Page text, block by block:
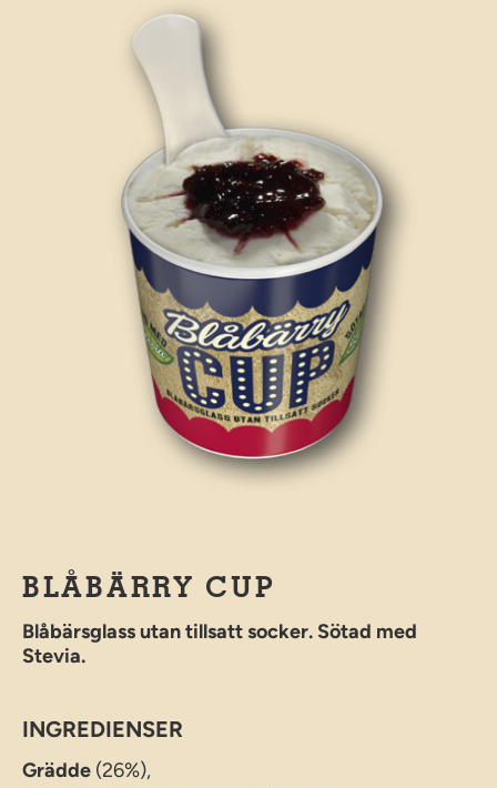
BLÅBÄRRY CUP
Blåbärsglass utan tillsatt socker. Sötad med
Stevia.
INGREDIENSER
Grädde (26%),